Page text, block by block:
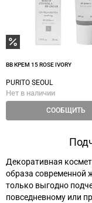
BB КРЕМ 15 ROSE IVORY
PURITO SEOUL
Нет в наличии
СООБЩИТЬ
Декоративная
образа
только выгодно
повседневному или